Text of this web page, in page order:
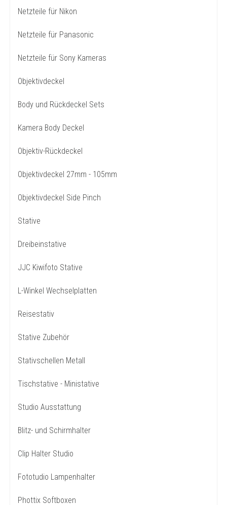
Netzteile für Nikon
Netzteile für Panasonic
Netzteile für Sony Kameras
Objektivdeckel
Body und Rückdeckel Sets
Kamera Body Deckel
Objektiv-Rückdeckel
Objektivdeckel 27mm - 105mm
Objektivdeckel Side Pinch
Stative
Dreibeinstative
JJC Kiwifoto Stative
L-Winkel Wechselplatten
Reisestativ
Stative Zubehör
Stativschellen Metall
Tischstative - Ministative
Studio Ausstattung
Blitz- und Schirmhalter
Clip Halter Studio
Fototudio Lampenhalter
Phottix Softboxen